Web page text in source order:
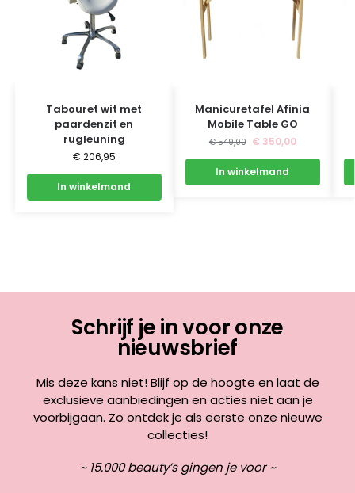
Tabouret wit met
paardenzit en
rugleuning
€ 206,95
In winkelmand
Manicuretafel Afinia
Mobile Table GO
€549,00 €350,00
In winkelmand
Schrijf je in voor onze
nieuwsbrief
Mis deze kans niet! Blijf op de hoogte en laat de
exclusieve aanbiedingen en acties niet aan je
voorbijgaan. Zo ontdek je als eerste onze nieuwe
collecties!
~ 15.000 beauty’s gingen je voor ~